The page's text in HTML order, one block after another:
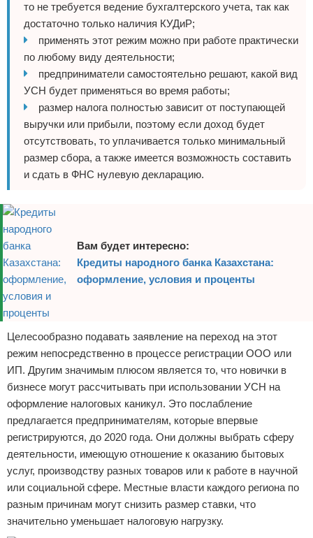
то не требуется ведение бухгалтерского учета, так как
достаточно только наличия КУДиР;
применять этот режим можно при работе практически
по любому виду деятельности;
предприниматели самостоятельно решают, какой вид
УСН будет применяться во время работы;
размер налога полностью зависит от поступающей
выручки или прибыли, поэтому если доход будет
отсутствовать, то уплачивается только минимальный
размер сбора, а также имеется возможность составить
и сдать в ФНС нулевую декларацию.
Вам будет интересно:
Кредиты народного банка Казахстана:
оформление, условия и проценты
Целесообразно подавать заявление на переход на этот
режим непосредственно в процессе регистрации ООО или
ИП. Другим значимым плюсом является то, что новички в
бизнесе могут рассчитывать при использовании УСН на
оформление налоговых каникул. Это послабление
предлагается предпринимателям, которые впервые
регистрируются, до 2020 года. Они должны выбрать сферу
деятельности, имеющую отношение к оказанию бытовых
услуг, производству разных товаров или к работе в научной
или социальной сфере. Местные власти каждого региона по
разным причинам могут снизить размер ставки, что
значительно уменьшает налоговую нагрузку.